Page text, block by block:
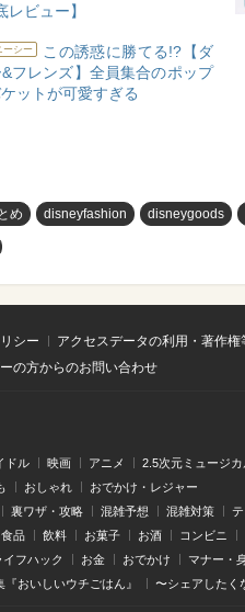
レビュー】
ーシー
この誘惑に勝てる!?【ダ
フレンズ】全員集合のポップ
ットが可愛すぎる
め disneyfashion disneygoods
シー アクセスデータの利用・著作権
の方からのお問い合わせ
ドル 映画 アニメ 2.5次元ミュージカ
おしゃれ おでかけ・レジャー
裏ワザ・攻略 混雑予想 混雑対策
食品 飲料 お菓子 お酒 コンビニ
フハック お金 おでかけ マナー・
『おいしいウチごはん』 〜シェアしたく